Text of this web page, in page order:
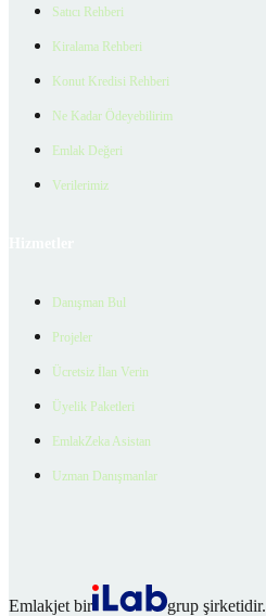
Satıcı Rehberi
Kiralama Rehberi
Konut Kredisi Rehberi
Ne Kadar Ödeyebilirim
Emlak Değeri
Verilerimiz
Danışman Bul
Projeler
Ücretsiz İlan Verin
Üyelik Paketleri
EmlakZeka Asistan
Uzman Danışmanlar
Emlakjet bir
grup şirketidir.